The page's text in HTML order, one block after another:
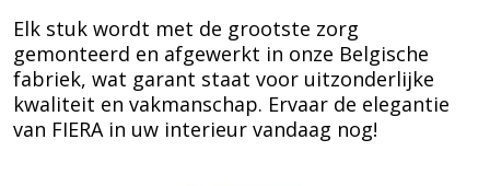
Elk stuk wordt met de grootste zorg
gemonteerd en afgewerkt in onze Belgische
fabriek, wat garant staat voor uitzonderlijke
kwaliteit en vakmanschap. Ervaar de elegantie
van FIERA in uw interieur vandaag nog!